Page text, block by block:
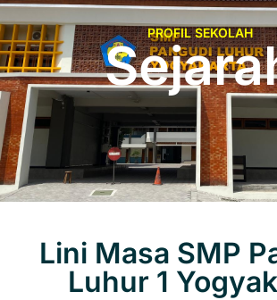
PROFIL SEKOLAH
Lini Masa SMP
Luhur 1